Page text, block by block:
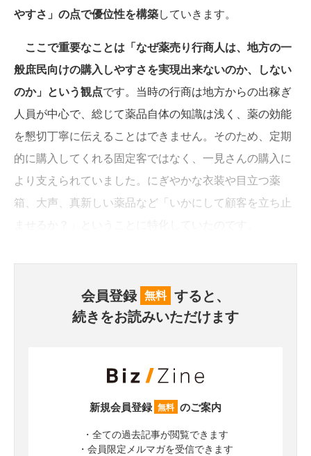
やすさ」の点で優位性を構築していきます。
ここで重要なことは「なぜ薬売り行商人は、地方の一
般庶民向けの購入しやすさを実現出来ないのか、しない
のか」という観点です。当時の行商は地方からの出稼ぎ
人員が中心で、総じて薬品自体の知識は浅く、薬の効能
を懇切丁寧に伝えることはできません。そのため、定期
的に購入してくれる固定客ではなく、一見さんの購入に
より支えられていました。にぎやかな衣装や目立つ薬
箱、大声、真新しい薬品など「いかにして顧客を立ち止
会員登録 無料 すると、
続きをお読みいただけます
新規会員登録 無料 のご案内
・全ての過去記事が閲覧できます
・会員限定メルマガを受信できます